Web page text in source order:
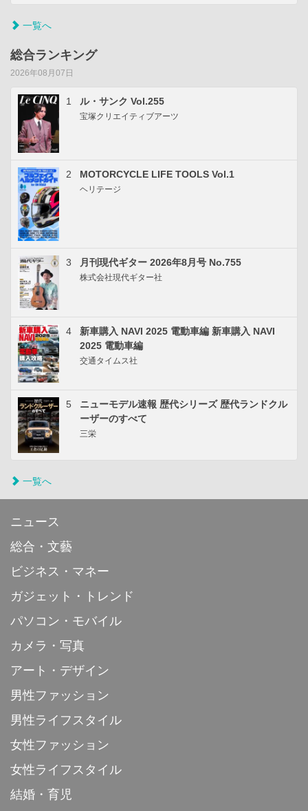
一覧へ
総合ランキング
2026年08月07日
1 ル・サンク Vol.255
宝塚クリエイティブアーツ
2 MOTORCYCLE LIFE TOOLS Vol.1
ヘリテージ
3 月刊現代ギター 2026年8月号 No.755
株式会社現代ギター社
4
新車購入 NAVI 2025 電動車編 新車購入 NAVI
2025 電動車編
交通タイムス社
5
ニューモデル速報 歴代シリーズ 歴代ランドクル
ーザーのすべて
三栄
一覧へ
ニュース
総合・文藝
ビジネス・マネー
ガジェット・トレンド
パソコン・モバイル
カメラ・写真
アート・デザイン
男性ファッション
男性ライフスタイル
女性ファッション
女性ライフスタイル
結婚・育児